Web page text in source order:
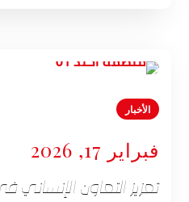
الأخبار
فبراير 17, 2026
تعزيز التعاون الإنساني